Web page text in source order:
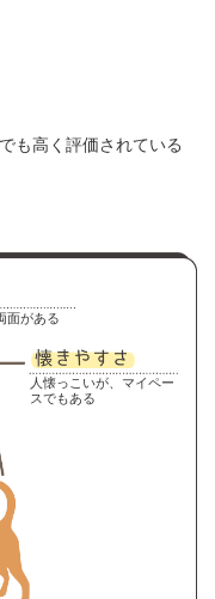
も高く評価されている
面がある
人懐っこいが、マイペー
スでもある